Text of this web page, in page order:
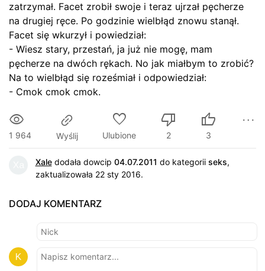
zatrzymał. Facet zrobił swoje i teraz ujrzał pęcherze
na drugiej ręce. Po godzinie wielbłąd znowu stanął.
Facet się wkurzył i powiedział:
- Wiesz stary, przestań, ja już nie mogę, mam
pęcherze na dwóch rękach. No jak miałbym to zrobić?
Na to wielbłąd się roześmiał i odpowiedział:
- Cmok cmok cmok.
1 964 Wyślij Ulubione 2 3
Xaledodała dowcip 04.07.2011 do kategorii seks,
zaktualizowała 22 sty 2016.
DODAJ KOMENTARZ